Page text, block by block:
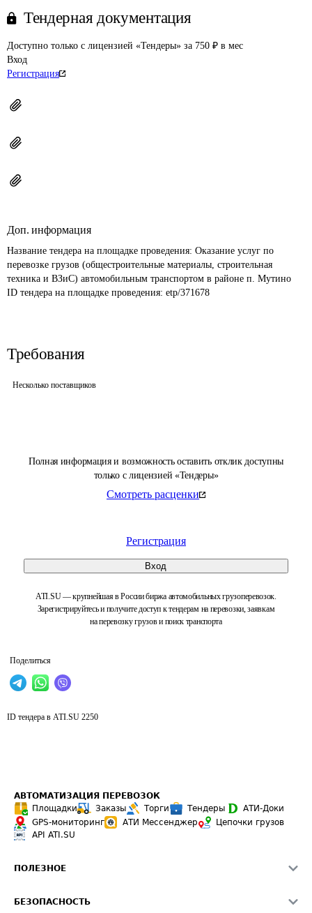
Полная информация и возможность оставить отклик доступны
только с лицензией «Тендеры»
Смотреть расценки
Регистрация
Вход
ATI.SU — крупнейшая в России биржа автомобильных грузоперевозок.
Зарегистрируйтесь и получите доступ к тендерам на перевозки, заявкам
на перевозку грузов и поиск транспорта
Поделиться
Тендерная документация
Доступно только с лицензией «Тендеры» за 750 ₽ в мес
Вход
Регистрация
Доп. информация
Название тендера на площадке проведения: Оказание услуг по
перевозке грузов (общестроительные материалы, строительная
техника и ВЗиС) автомобильным транспортом в районе п. Мутино
ID тендера на площадке проведения: etp/371678
Требования
Несколько поставщиков
ID тендера в ATI.SU 2250
АВТОМАТИЗАЦИЯ ПЕРЕВОЗОК
Площадки
Заказы Торги Тендеры
АТИ-Доки
GPS-мониторинг
АТИ Мессенджер
Цепочки грузов
API ATI.SU
ПОЛЕЗНОЕ
БЕЗОПАСНОСТЬ